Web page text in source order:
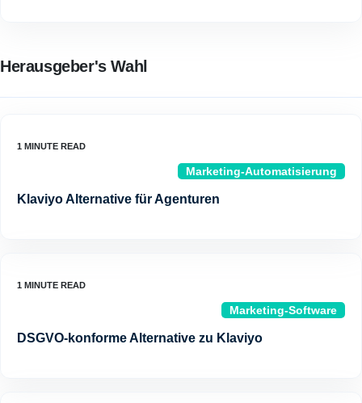
Herausgeber's Wahl
Marketing-Automatisierung
Klaviyo Alternative für Agenturen
Marketing-Software
DSGVO-konforme Alternative zu Klaviyo